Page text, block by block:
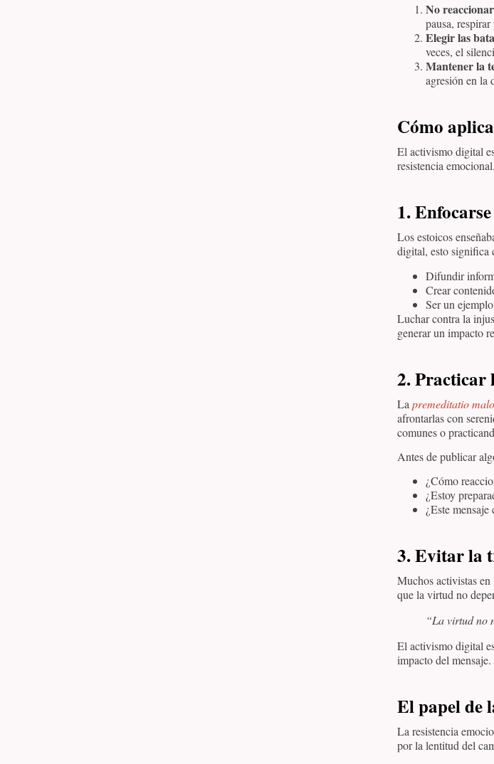
No
pausa,
Elegir las
veces, el
Mantener la
agresión en la
Cómo
El activismo digital
resistencia
1.
Los estoicos
digital, esto significa
Difundir
Crear
Ser un
Luchar contra la
generar un impacto
2. Practicar
La premeditatio
afrontarlas con
comunes o
Antes de publicar
¿Cómo
¿Estoy
¿Este
3. Evitar la
Muchos activistas
que la virtud no
“La virtud no
El activismo digital
impacto del mensaje.
El papel de
La resistencia
por la lentitud del